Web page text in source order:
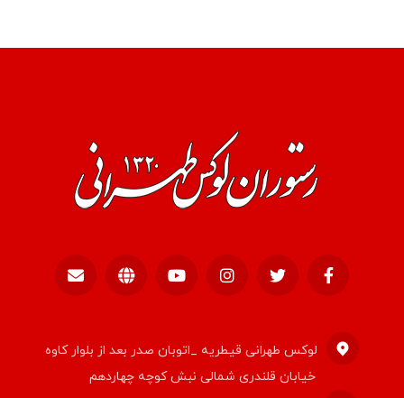
لوکس طهرانی قیطریه _اتوبان صدر بعد از بلوار کاوه
خیابان قلندری شمالی نبش کوچه چهاردهم